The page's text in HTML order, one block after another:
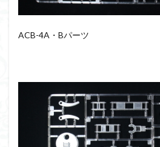
ACB-4A・Bパーツ